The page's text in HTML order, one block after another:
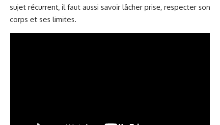
sujet récurrent, il faut aussi savoir lâcher prise, respecter son
corps et ses limites.